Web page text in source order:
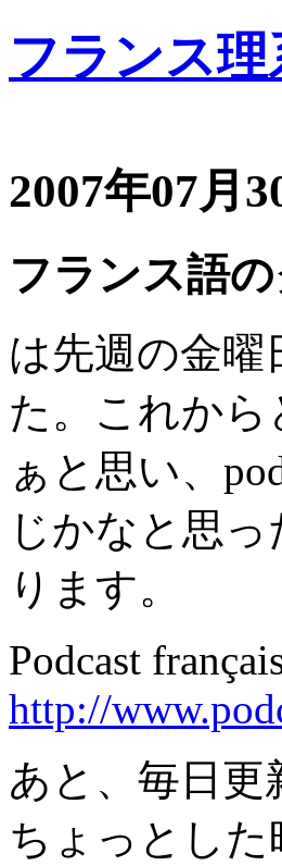
フランス
2007年07月
フランス語
は先週の金
た。これか
ぁと思い、
じかなと思
ります。
Podcast
http://
あと、毎日更
ちょっとし